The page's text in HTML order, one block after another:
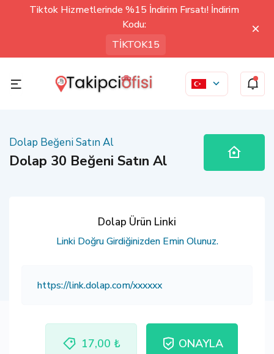
Tiktok Hizmetlerinde %15 İndirim Fırsatı! İndirim
Kodu:
TİKTOK15
Dolap Beğeni Satın Al
Dolap 30 Beğeni Satın Al
Dolap Ürün Linki
Linki Doğru Girdiğinizden Emin Olunuz.
17,00 ₺ ONAYLA